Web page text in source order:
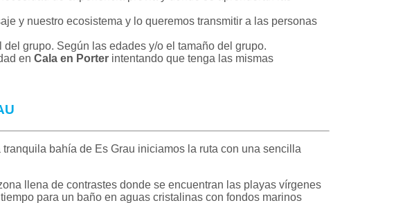
y nuestro ecosistema y lo queremos transmitir a las personas
grupo. Según las edades y/o el tamaño del grupo.
en Cala en Porter intentando que tenga las mismas
bahía de Es Grau iniciamos la ruta con una sencilla
llena de contrastes donde se encuentran las playas vírgenes
para un baño en aguas cristalinas con fondos marinos